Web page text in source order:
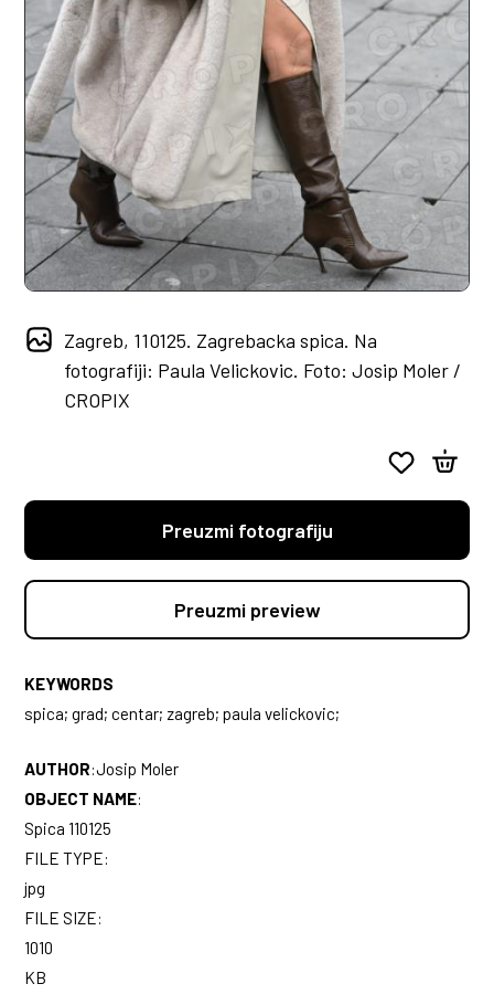
Zagreb, 110125. Zagrebacka spica. Na
fotografiji: Paula Velickovic. Foto: Josip Moler /
CROPIX
Preuzmi fotografiju
Preuzmi preview
KEYWORDS
spica; grad; centar; zagreb; paula velickovic;
AUTHOR:Josip Moler
OBJECT NAME:
Spica 110125
FILE TYPE:
jpg
FILE SIZE:
1010
KB